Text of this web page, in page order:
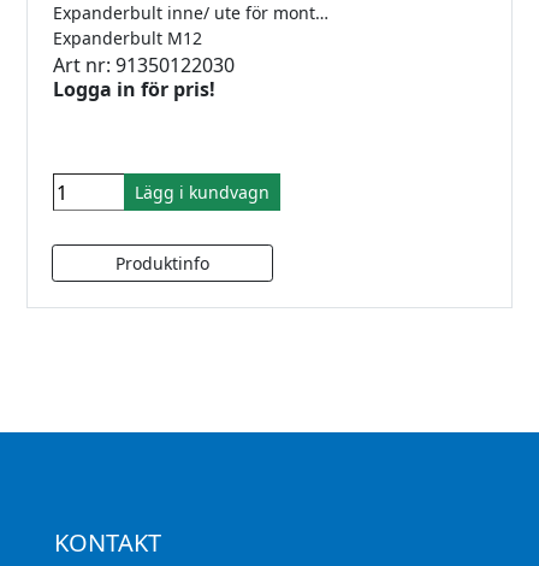
Expanderbult inne/ ute för montage av profil TL-3010 Åtgång 2500mm: 7st
Expanderbult M12
Art nr: 91350122030
Logga in för pris!
Lägg i kundvagn
KONTAKT